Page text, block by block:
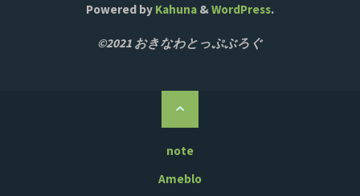
Powered by Kahuna &WordPress.
©2021 おきなわとっぷぶろぐ
note
Ameblo
ト
ッ
プ
に